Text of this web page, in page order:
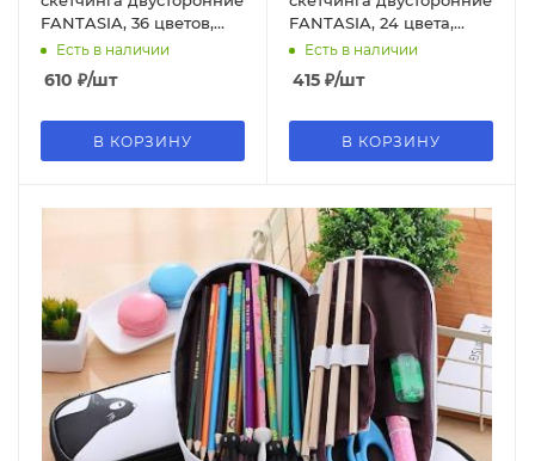
FANTASIA, 36 цветов,
Main colors, М-15025-36
Есть в наличии
610 ₽/шт
В КОРЗИНУ
FANTASIA, 24 цвета,
Flowers colors, M-15022-
Есть в наличии
415 ₽/шт
В КОРЗИНУ